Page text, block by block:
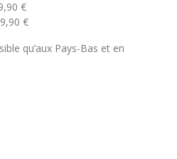
€
€
qu’aux Pays-Bas et en